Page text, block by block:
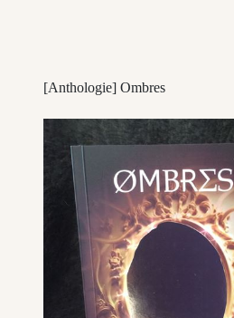
[Anthologie] Ombres